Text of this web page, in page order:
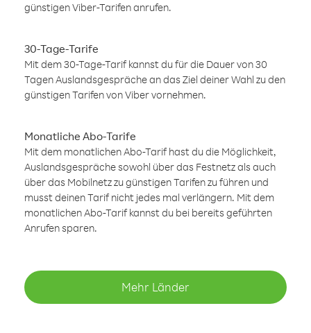
günstigen Viber-Tarifen anrufen.
30-Tage-Tarife
Mit dem 30-Tage-Tarif kannst du für die Dauer von 30
Tagen Auslandsgespräche an das Ziel deiner Wahl zu den
günstigen Tarifen von Viber vornehmen.
Monatliche Abo-Tarife
Mit dem monatlichen Abo-Tarif hast du die Möglichkeit,
Auslandsgespräche sowohl über das Festnetz als auch
über das Mobilnetz zu günstigen Tarifen zu führen und
musst deinen Tarif nicht jedes mal verlängern. Mit dem
monatlichen Abo-Tarif kannst du bei bereits geführten
Anrufen sparen.
Mehr Länder